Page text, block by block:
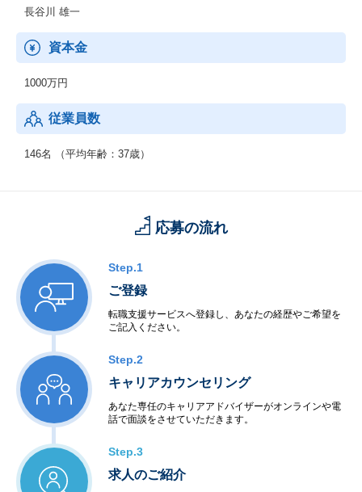
Java、.NET（C#、VB）を中心とした業務系開発の案件が豊富で
(2)請負事業：
自治体・官公庁系案件の他、企業HPやスマートデバイス向けのア
プリ開発など、様々な案件の実績があります。
近年は公共系の入札案件等も多数受託しています。
長谷川 雄一
資本金
1000万円
従業員数
146名 （平均年齢：37歳）
応募の流れ
Step.1
ご登録
転職支援サービスへ登録し、あなたの経歴やご希望を
ご記入ください。
Step.2
キャリアカウンセリング
あなた専任のキャリアアドバイザーがオンラインや電
話で面談をさせていただきます。
Step.3
求人のご紹介